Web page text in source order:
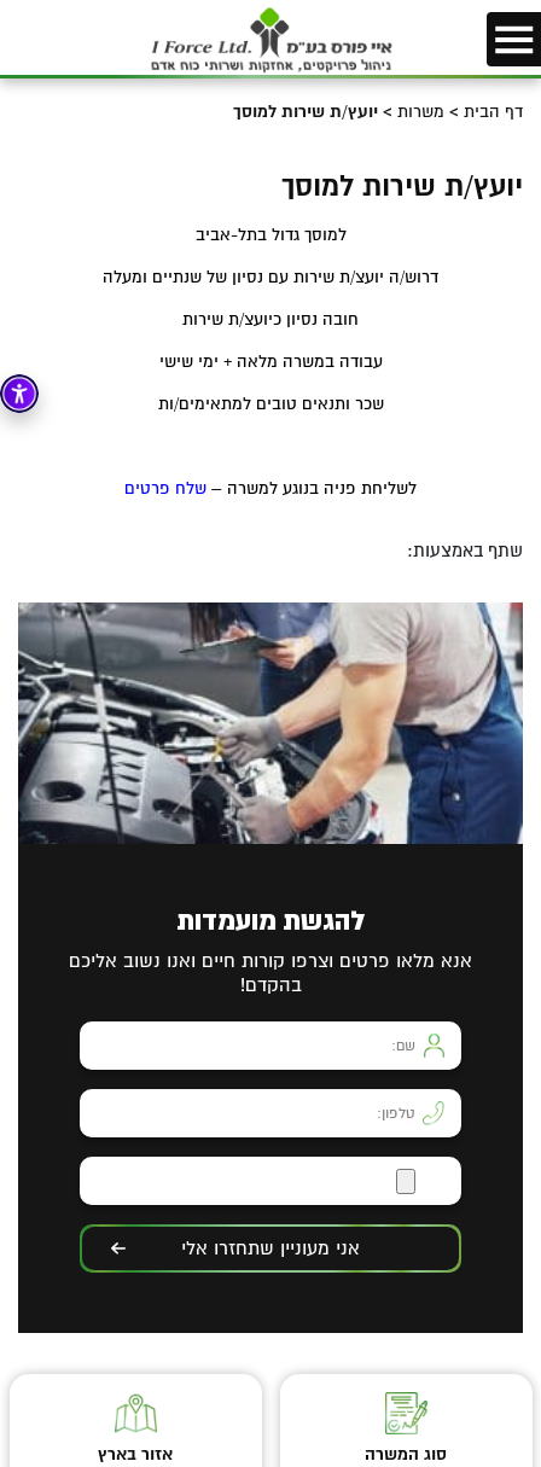
דף הבית > משרות > יועץ/ת שירות למוסך
יועץ/ת שירות למוסך
למוסך גדול בתל-אביב
דרוש/ה יועצ/ת שירות עם נסיון של שנתיים ומעלה
חובה נסיון כיועצ/ת שירות
עבודה במשרה מלאה + ימי שישי
שכר ותנאים טובים למתאימים/ות
לשליחת פניה בנוגע למשרה – שלח פרטים
שתף באמצעות:
להגשת מועמדות
אנא מלאו פרטים וצרפו קורות חיים ואנו נשוב אליכם
בהקדם!
אני מעוניין שתחזרו אלי
סוג המשרה אזור בארץ